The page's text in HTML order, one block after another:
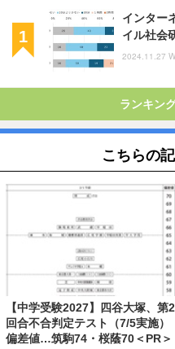
インター
イル社会
2024.11.27
ランキン
こちらの
【中学受験2027】四谷大塚、第2
回合不合判定テスト（7/5実施）
偏差値…筑駒74・桜蔭70＜PR＞